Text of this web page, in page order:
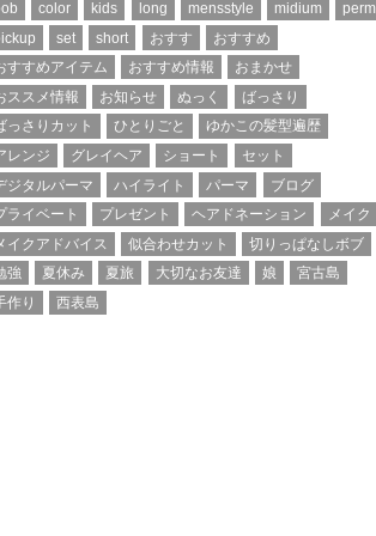
color kids long mensstyle midium
perm
set short おすす
おすすめ
すすめアイテム
おすすめ情報
おまかせ
ススメ情報
お知らせ ぬっく
ばっさり
っさりカット
ひとりごと
ゆかこの髪型遍歴
レンジ
グレイヘア ショート
セット
ジタルパーマ
ハイライト パーマ
ブログ
ライベート
プレゼント ヘアドネーション
メイク
イクアドバイス
似合わせカット
切りっぱなしボブ
強
夏休み 夏旅 大切なお友達 娘
宮古島
作り
西表島